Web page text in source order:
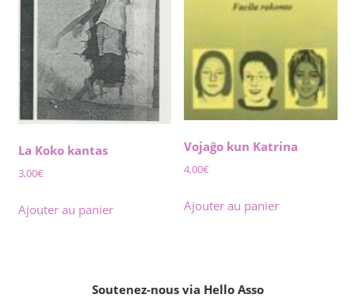
La Koko kantas
3,00€
Ajouter au panier
Vojaĝo kun Katrina
4,00€
Ajouter au panier
Soutenez-nous via Hello Asso